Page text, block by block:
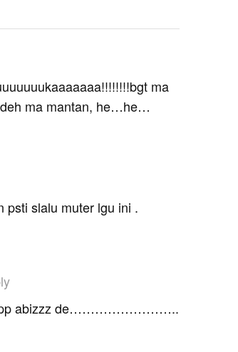
ma
deh ma mantan, he…he…
psti slalu muter lgu ini .
abizzz de……………………..